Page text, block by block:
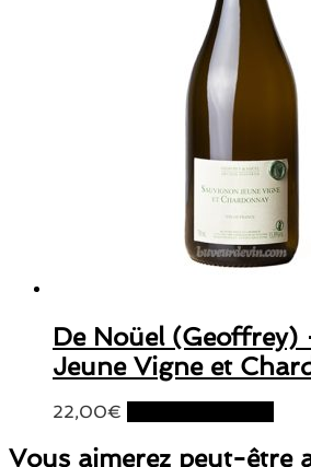
De Noüel (Geoffrey)
Jeune Vigne et
22,00€
Vous aimerez peut-être